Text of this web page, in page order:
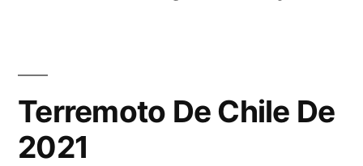
Terremoto De Chile De
2021